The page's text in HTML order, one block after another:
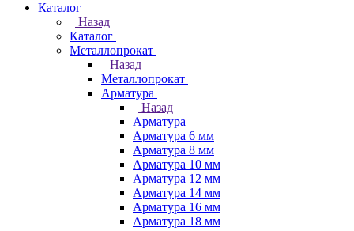
Каталог
Назад
Каталог
Металлопрокат
Назад
Металлопрокат
Арматура
Назад
Арматура
Арматура 6 мм
Арматура 8 мм
Арматура 10 мм
Арматура 12 мм
Арматура 14 мм
Арматура 16 мм
Арматура 18 мм